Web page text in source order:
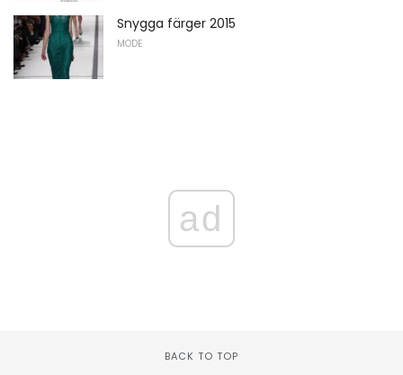
Snygga färger 2015
MODE
ad
BACK TO TOP